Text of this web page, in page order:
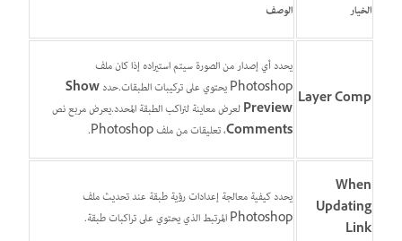
الخيار الوصف
Layer Comp
يحدد أي إصدار من الصورة سيتم استيراده إذا كان ملف
Photoshop يحتوي على تركيبات الطبقات.حدد
Show
Previewلعرض معاينة لتراكب الطبقة المحدد.يعرض مربع نص
Comments، تعليقات من ملف Photoshop.
When
Updating
Link
يحدد كيفية معالجة إعدادات رؤية طبقة عند تحديث ملف
Photoshop المرتبط الذي يحتوي على تراكبات طبقة.